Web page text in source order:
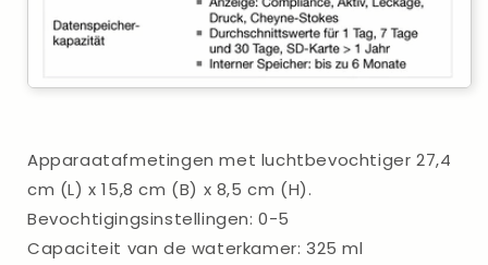
Apparaatafmetingen met luchtbevochtiger 27,4
cm (L) x 15,8 cm (B) x 8,5 cm (H).
Bevochtigingsinstellingen: 0-5
Capaciteit van de waterkamer: 325 ml